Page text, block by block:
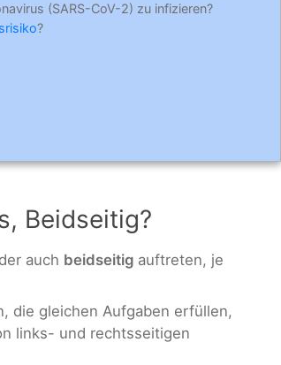
(SARS-CoV-2) zu infizieren?
?
Beidseitig?
auch beidseitig auftreten, je
die gleichen Aufgaben erfüllen,
links- und rechtsseitigen